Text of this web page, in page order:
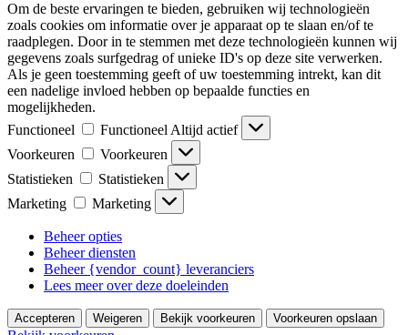
Om de beste ervaringen te bieden, gebruiken wij technologieën
zoals cookies om informatie over je apparaat op te slaan en/of te
raadplegen. Door in te stemmen met deze technologieën kunnen wij
gegevens zoals surfgedrag of unieke ID's op deze site verwerken.
Als je geen toestemming geeft of uw toestemming intrekt, kan dit
een nadelige invloed hebben op bepaalde functies en
mogelijkheden.
Functioneel
FunctioneelAltijd actief
Voorkeuren
Voorkeuren
Statistieken
Statistieken
Marketing
Marketing
Beheer opties
Beheer diensten
Beheer {vendor_count} leveranciers
Lees meer over deze doeleinden
Accepteren Weigeren Bekijk voorkeuren Voorkeuren opslaan